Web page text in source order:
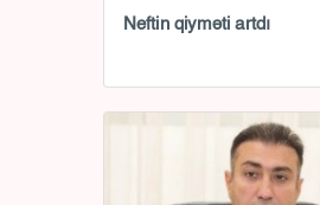
Neftin qiyməti artdı